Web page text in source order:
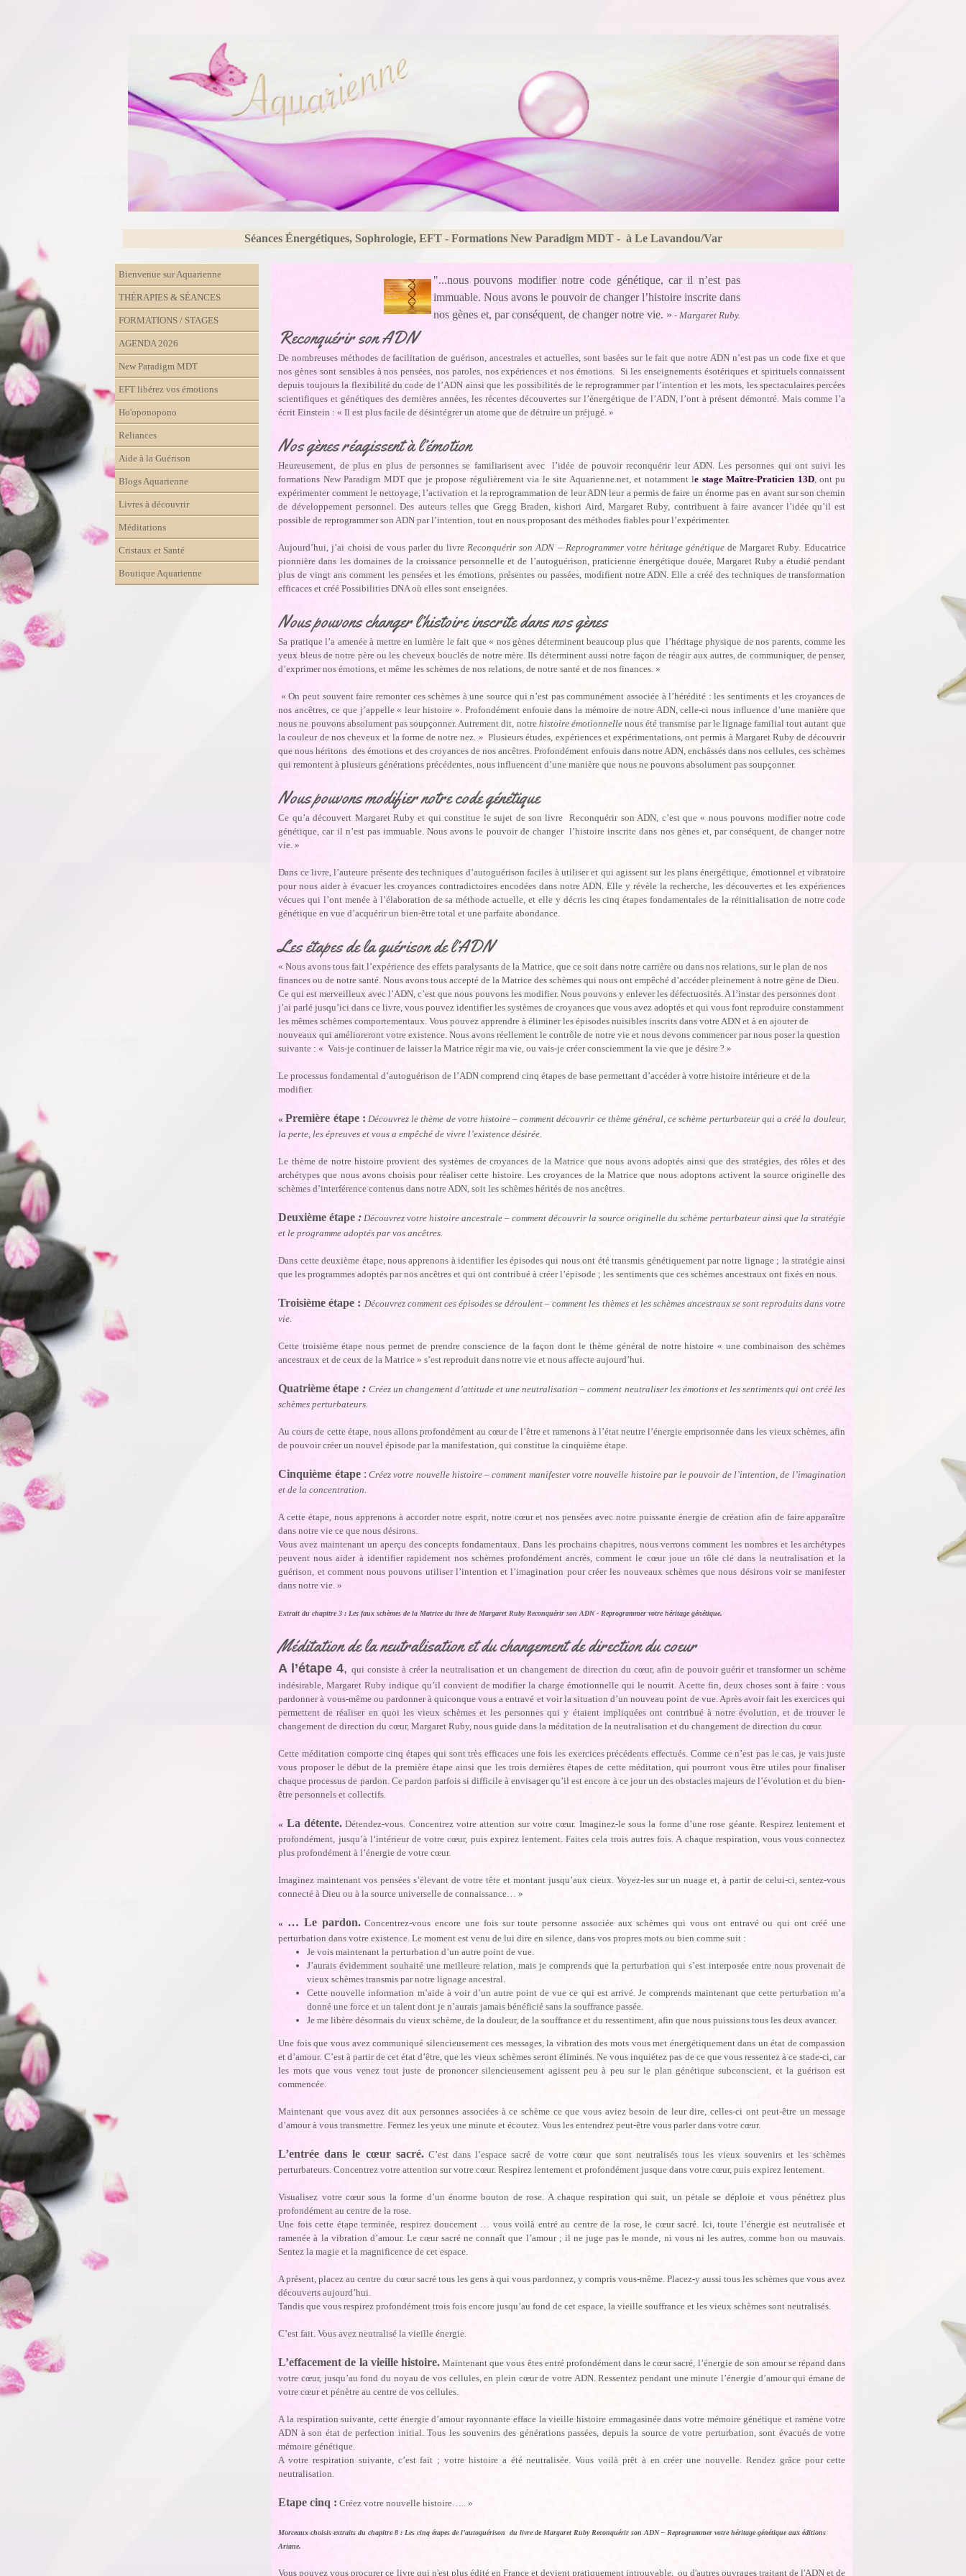
Séances Énergétiques, Sophrologie, EFT - Formations New Paradigm MDT - à Le Lavandou/Var
Bienvenue sur Aquarienne
THÉRAPIES & SÉANCES
FORMATIONS / STAGES
AGENDA 2026
New Paradigm MDT
EFT libérez vos émotions
Ho'oponopono
Reliances
Aide à la Guérison
Blogs Aquarienne
Livres à découvrir
Méditations
Cristaux et Santé
Boutique Aquarienne
"...nous pouvons modifier notre code génétique, car il n’est pas
immuable. Nous avons le pouvoir de changer l’histoire inscrite dans
nos gènes et, par conséquent, de changer notre vie. » - Margaret Ruby.
Reconquérir son ADN
De nombreuses méthodes de facilitation de guérison, ancestrales et actuelles, sont basées sur le fait que notre ADN n’est pas un code fixe et que
nos gènes sont sensibles à nos pensées, nos paroles, nos expériences et nos émotions. Si les enseignements ésotériques et spirituels connaissent
depuis toujours la flexibilité du code de l’ADN ainsi que les possibilités de le reprogrammer par l’intention et les mots, les spectaculaires percées
scientifiques et génétiques des dernières années, les récentes découvertes sur l’énergétique de l’ADN, l’ont à présent démontré. Mais comme l’a
écrit Einstein : « Il est plus facile de désintégrer un atome que de détruire un préjugé. »
Nos gènes réagissent à l’émotion
Heureusement, de plus en plus de personnes se familiarisent avec l’idée de pouvoir reconquérir leur ADN. Les personnes qui ont suivi les
formations New Paradigm MDT que je propose régulièrement via le site Aquarienne.net, et notamment le stage Maître-Praticien 13D, ont pu
expérimenter comment le nettoyage, l’activation et la reprogrammation de leur ADN leur a permis de faire un énorme pas en avant sur son chemin
de développement personnel. Des auteurs telles que Gregg Braden, kishori Aird, Margaret Ruby, contribuent à faire avancer l’idée qu’il est
possible de reprogrammer son ADN par l’intention, tout en nous proposant des méthodes fiables pour l’expérimenter.
Aujourd’hui, j’ai choisi de vous parler du livreReconquérir son ADN – Reprogrammer votre héritage génétiquede Margaret Ruby. Educatrice
pionnière dans les domaines de la croissance personnelle et de l’autoguérison, praticienne énergétique douée, Margaret Ruby a étudié pendant
plus de vingt ans comment les pensées et les émotions, présentes ou passées, modifient notre ADN. Elle a créé des techniques de transformation
efficaces et créé Possibilities DNA où elles sont enseignées.
Nous pouvons changer l’histoire inscrite dans nos gènes
Sa pratique l’a amenée à mettre en lumière le fait que « nos gènes déterminent beaucoup plus que l’héritage physique de nos parents, comme les
yeux bleus de notre père ou les cheveux bouclés de notre mère. Ils déterminent aussi notre façon de réagir aux autres, de communiquer, de penser,
d’exprimer nos émotions, et même les schèmes de nos relations, de notre santé et de nos finances. »
« On peut souvent faire remonter ces schèmes à une source qui n’est pas communément associée à l’hérédité : les sentiments et les croyances de
nos ancêtres, ce que j’appelle « leur histoire ». Profondément enfouie dans la mémoire de notre ADN, celle-ci nous influence d’une manière que
nous ne pouvons absolument pas soupçonner. Autrement dit, notre histoire émotionnellenous été transmise par le lignage familial tout autant que
la couleur de nos cheveux et la forme de notre nez. » Plusieurs études, expériences et expérimentations, ont permis à Margaret Ruby de découvrir
que nous héritons des émotions et des croyances de nos ancêtres. Profondément enfouis dans notre ADN, enchâssés dans nos cellules, ces schèmes
qui remontent à plusieurs générations précédentes, nous influencent d’une manière que nous ne pouvons absolument pas soupçonner.
Nous pouvons modifier notre code génétique
Ce qu’a découvert Margaret Ruby et qui constitue le sujet de son livre Reconquérir son ADN, c’est que « nous pouvons modifier notre code
génétique, car il n’est pas immuable. Nous avons le pouvoir de changer l’histoire inscrite dans nos gènes et, par conséquent, de changer notre
vie. »
Dans ce livre, l’auteure présente des techniques d’autoguérison faciles à utiliser et qui agissent sur les plans énergétique, émotionnel et vibratoire
pour nous aider à évacuer les croyances contradictoires encodées dans notre ADN. Elle y révèle la recherche, les découvertes et les expériences
vécues qui l’ont menée à l’élaboration de sa méthode actuelle, et elle y décris les cinq étapes fondamentales de la réinitialisation de notre code
génétique en vue d’acquérir un bien-être total et une parfaite abondance.
Les étapes de la guérison de l’ADN
« Nous avons tous fait l’expérience des effets paralysants de la Matrice, que ce soit dans notre carrière ou dans nos relations, sur le plan de nos
finances ou de notre santé. Nous avons tous accepté de la Matrice des schèmes qui nous ont empêché d’accéder pleinement à notre gène de Dieu.
Ce qui est merveilleux avec l’ADN, c’est que nous pouvons les modifier. Nous pouvons y enlever les défectuosités. A l’instar des personnes dont
j’ai parlé jusqu’ici dans ce livre, vous pouvez identifier les systèmes de croyances que vous avez adoptés et qui vous font reproduire constamment
les mêmes schèmes comportementaux. Vous pouvez apprendre à éliminer les épisodes nuisibles inscrits dans votre ADN et à en ajouter de
nouveaux qui amélioreront votre existence. Nous avons réellement le contrôle de notre vie et nous devons commencer par nous poser la question
suivante : « Vais-je continuer de laisser la Matrice régir ma vie, ou vais-je créer consciemment la vie que je désire ? »
Le processus fondamental d’autoguérison de l’ADN comprend cinq étapes de base permettant d’accéder à votre histoire intérieure et de la
modifier.
«Première étape : Découvrez le thème de votre histoire – comment découvrir ce thème général, ce schème perturbateur qui a créé la douleur,
la perte, les épreuves et vous a empêché de vivre l’existence désirée.
Le thème de notre histoire provient des systèmes de croyances de la Matrice que nous avons adoptés ainsi que des stratégies, des rôles et des
archétypes que nous avons choisis pour réaliser cette histoire. Les croyances de la Matrice que nous adoptons activent la source originelle des
schèmes d’interférence contenus dans notre ADN, soit les schèmes hérités de nos ancêtres.
Deuxième étape: Découvrez votre histoire ancestrale – comment découvrir la source originelle du schème perturbateur ainsi que la stratégie
et le programme adoptés par vos ancêtres.
Dans cette deuxième étape, nous apprenons à identifier les épisodes qui nous ont été transmis génétiquement par notre lignage ; la stratégie ainsi
que les programmes adoptés par nos ancêtres et qui ont contribué à créer l’épisode ; les sentiments que ces schèmes ancestraux ont fixés en nous.
Troisième étape : Découvrez comment ces épisodes se déroulent – comment les thèmes et les schèmes ancestraux se sont reproduits dans votre
vie.
Cette troisième étape nous permet de prendre conscience de la façon dont le thème général de notre histoire « une combinaison des schèmes
ancestraux et de ceux de la Matrice » s’est reproduit dans notre vie et nous affecte aujourd’hui.
Quatrième étape : Créez un changement d’attitude et une neutralisation – comment neutraliser les émotions et les sentiments qui ont créé les
schèmes perturbateurs.
Au cours de cette étape, nous allons profondément au cœur de l’être et ramenons à l’état neutre l’énergie emprisonnée dans les vieux schèmes, afin
de pouvoir créer un nouvel épisode par la manifestation, qui constitue la cinquième étape.
Cinquième étape: Créez votre nouvelle histoire – comment manifester votre nouvelle histoire par le pouvoir de l’intention, de l’imagination
et de la concentration.
A cette étape, nous apprenons à accorder notre esprit, notre cœur et nos pensées avec notre puissante énergie de création afin de faire apparaître
dans notre vie ce que nous désirons.
Vous avez maintenant un aperçu des concepts fondamentaux. Dans les prochains chapitres, nous verrons comment les nombres et les archétypes
peuvent nous aider à identifier rapidement nos schèmes profondément ancrés, comment le cœur joue un rôle clé dans la neutralisation et la
guérison, et comment nous pouvons utiliser l’intention et l’imagination pour créer les nouveaux schèmes que nous désirons voir se manifester
dans notre vie. »
Extrait du chapitre 3 : Les faux schèmes de la Matrice du livre de Margaret Ruby Reconquérir son ADN - Reprogrammer votre héritage génétique.
Méditation de la neutralisation et du changement de direction du coeur
A l’étape 4,qui consiste à créer la neutralisation et un changement de direction du cœur, afin de pouvoir guérir et transformer un schème
indésirable, Margaret Ruby indique qu’il convient de modifier la charge émotionnelle qui le nourrit. A cette fin, deux choses sont à faire : vous
pardonner à vous-même ou pardonner à quiconque vous a entravé et voir la situation d’un nouveau point de vue. Après avoir fait les exercices qui
permettent de réaliser en quoi les vieux schèmes et les personnes qui y étaient impliquées ont contribué à notre évolution, et de trouver le
changement de direction du cœur, Margaret Ruby, nous guide dans la méditation de la neutralisation et du changement de direction du cœur.
Cette méditation comporte cinq étapes qui sont très efficaces une fois les exercices précédents effectués. Comme ce n’est pas le cas, je vais juste
vous proposer le début de la première étape ainsi que les trois dernières étapes de cette méditation, qui pourront vous être utiles pour finaliser
chaque processus de pardon. Ce pardon parfois si difficile à envisager qu’il est encore à ce jour un des obstacles majeurs de l’évolution et du bien-
être personnels et collectifs.
« La détente.Détendez-vous. Concentrez votre attention sur votre cœur. Imaginez-le sous la forme d’une rose géante. Respirez lentement et
profondément, jusqu’à l’intérieur de votre cœur, puis expirez lentement. Faites cela trois autres fois. A chaque respiration, vous vous connectez
plus profondément à l’énergie de votre cœur.
Imaginez maintenant vos pensées s’élevant de votre tête et montant jusqu’aux cieux. Voyez-les sur un nuage et, à partir de celui-ci, sentez-vous
connecté à Dieu ou à la source universelle de connaissance… »
« … Le pardon. Concentrez-vous encore une fois sur toute personne associée aux schèmes qui vous ont entravé ou qui ont créé une
perturbation dans votre existence. Le moment est venu de lui dire en silence, dans vos propres mots ou bien comme suit :
Je vois maintenant la perturbation d’un autre point de vue.
J’aurais évidemment souhaité une meilleure relation, mais je comprends que la perturbation qui s’est interposée entre nous provenait de
vieux schèmes transmis par notre lignage ancestral.
Cette nouvelle information m’aide à voir d’un autre point de vue ce qui est arrivé. Je comprends maintenant que cette perturbation m’a
donné une force et un talent dont je n’aurais jamais bénéficié sans la souffrance passée.
Je me libère désormais du vieux schème, de la douleur, de la souffrance et du ressentiment, afin que nous puissions tous les deux avancer.
Une fois que vous avez communiqué silencieusement ces messages, la vibration des mots vous met énergétiquement dans un état de compassion
et d’amour. C’est à partir de cet état d’être, que les vieux schèmes seront éliminés. Ne vous inquiétez pas de ce que vous ressentez à ce stade-ci, car
les mots que vous venez tout juste de prononcer silencieusement agissent peu à peu sur le plan génétique subconscient, et la guérison est
commencée.
Maintenant que vous avez dit aux personnes associées à ce schème ce que vous aviez besoin de leur dire, celles-ci ont peut-être un message
d’amour à vous transmettre. Fermez les yeux une minute et écoutez. Vous les entendrez peut-être vous parler dans votre cœur.
L’entrée dans le cœur sacré.C’est dans l’espace sacré de votre cœur que sont neutralisés tous les vieux souvenirs et les schèmes
perturbateurs. Concentrez votre attention sur votre cœur. Respirez lentement et profondément jusque dans votre cœur, puis expirez lentement.
Visualisez votre cœur sous la forme d’un énorme bouton de rose. A chaque respiration qui suit, un pétale se déploie et vous pénétrez plus
profondément au centre de la rose.
Une fois cette étape terminée, respirez doucement … vous voilà entré au centre de la rose, le cœur sacré. Ici, toute l’énergie est neutralisée et
ramenée à la vibration d’amour. Le cœur sacré ne connaît que l’amour ; il ne juge pas le monde, ni vous ni les autres, comme bon ou mauvais.
Sentez la magie et la magnificence de cet espace.
A présent, placez au centre du cœur sacré tous les gens à qui vous pardonnez, y compris vous-même. Placez-y aussi tous les schèmes que vous avez
découverts aujourd’hui.
Tandis que vous respirez profondément trois fois encore jusqu’au fond de cet espace, la vieille souffrance et les vieux schèmes sont neutralisés.
C’est fait. Vous avez neutralisé la vieille énergie.
L’effacement de la vieille histoire.Maintenant que vous êtes entré profondément dans le cœur sacré, l’énergie de son amour se répand dans
votre cœur, jusqu’au fond du noyau de vos cellules, en plein cœur de votre ADN. Ressentez pendant une minute l’énergie d’amour qui émane de
votre cœur et pénètre au centre de vos cellules.
A la respiration suivante, cette énergie d’amour rayonnante efface la vieille histoire emmagasinée dans votre mémoire génétique et ramène votre
ADN à son état de perfection initial. Tous les souvenirs des générations passées, depuis la source de votre perturbation, sont évacués de votre
mémoire génétique.
A votre respiration suivante, c’est fait ; votre histoire a été neutralisée. Vous voilà prêt à en créer une nouvelle. Rendez grâce pour cette
neutralisation.
Etape cinq : Créez votre nouvelle histoire….. »
Morceaux choisis extraits du chapitre 8 : Les cinq étapes de l’autoguérison du livre de Margaret Ruby Reconquérir son ADN – Reprogrammer votre héritage génétique aux éditions
Ariane.
Vous pouvez vous procurer ce livre qui n'est plus édité en France et devient pratiquement introuvable, ou d'autres ouvrages traitant de l'ADN et de